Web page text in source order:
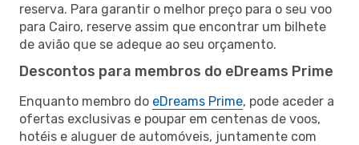
reserva. Para garantir o melhor preço para o seu voo
para Cairo, reserve assim que encontrar um bilhete
de avião que se adeque ao seu orçamento.
Descontos para membros do eDreams Prime
Enquanto membro do eDreams Prime, pode aceder a
ofertas exclusivas e poupar em centenas de voos,
hotéis e aluguer de automóveis, juntamente com